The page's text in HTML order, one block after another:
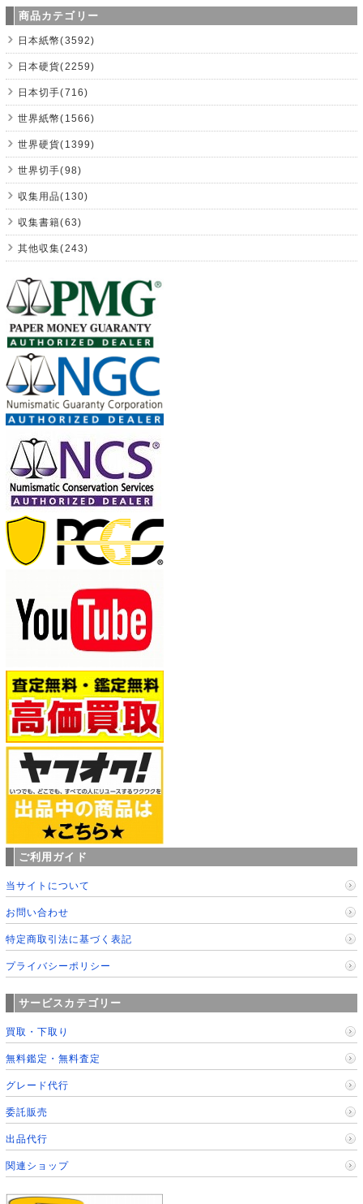
商品カテゴリー
日本紙幣(3592)
日本硬貨(2259)
日本切手(716)
世界紙幣(1566)
世界硬貨(1399)
世界切手(98)
収集用品(130)
収集書籍(63)
其他収集(243)
ご利用ガイド
当サイトについて
お問い合わせ
特定商取引法に基づく表記
プライバシーポリシー
サービスカテゴリー
買取・下取り
無料鑑定・無料査定
グレード代行
委託販売
出品代行
関連ショップ